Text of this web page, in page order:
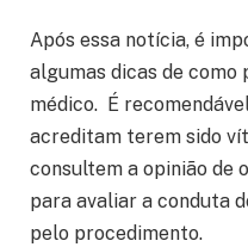
Após essa notícia, é
algumas dicas de
médico. É
acreditam terem sido
consultem a opinião de
para avaliar a conduta
pelo procedimento.